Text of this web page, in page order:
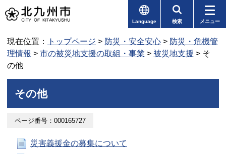
Language 検索 メニュー
現在位置： トップページ > 防災・安全安心 > 防災・危機管
理情報 > 市の被災地支援の取組・事業 > 被災地支援 > そ
の他
その他
ページ番号：000165727
災害義援金の募集について